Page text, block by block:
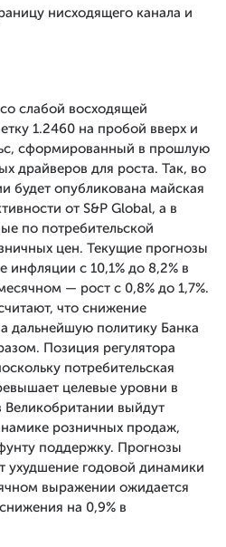
нисходящего канала и
слабой восходящей
1.2460 на пробой вверх и
сформированный в прошлую
драйверов для роста. Так, во
будет опубликована майская
от S&P Global, а в
по потребительской
цен. Текущие прогнозы
инфляции с 10,1% до 8,2% в
— рост с 0,8% до 1,7%.
что снижение
дальнейшую политику Банка
Позиция регулятора
потребительская
целевые уровни в
Великобритании выйдут
розничных продаж,
поддержку. Прогнозы
ухудшение годовой динамики
выражении ожидается
на 0,9% в